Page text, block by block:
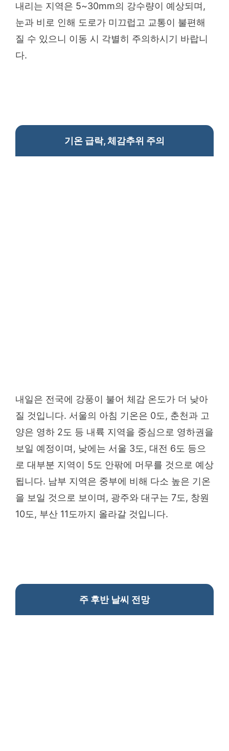
내리는 지역은 5~30mm의 강수량이 예상되며,
눈과 비로 인해 도로가 미끄럽고 교통이 불편해
질 수 있으니 이동 시 각별히 주의하시기 바랍니
다.
기온 급락, 체감추위 주의
내일은 전국에 강풍이 불어 체감 온도가 더 낮아
질 것입니다. 서울의 아침 기온은 0도, 춘천과 고
양은 영하 2도 등 내륙 지역을 중심으로 영하권을
보일 예정이며, 낮에는 서울 3도, 대전 6도 등으
로 대부분 지역이 5도 안팎에 머무를 것으로 예상
됩니다. 남부 지역은 중부에 비해 다소 높은 기온
을 보일 것으로 보이며, 광주와 대구는 7도, 창원
10도, 부산 11도까지 올라갈 것입니다.
주 후반 날씨 전망